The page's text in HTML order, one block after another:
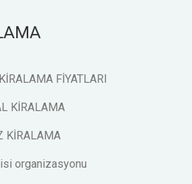
FİYATLARI
KİRALAMA
KİRALAMA
organizasyonu